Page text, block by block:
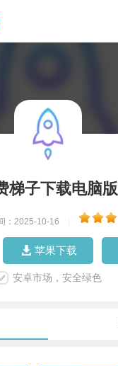
梯子下载电脑版
：2025-10-16
苹果下载
安卓市场，安全绿色